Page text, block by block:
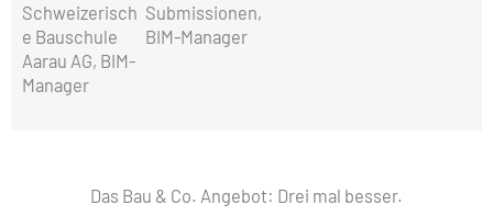
Schweizerisch
e Bauschule
Aarau AG, BIM-
Manager
Submissionen,
BIM-Manager
Das Bau & Co. Angebot: Drei mal besser.